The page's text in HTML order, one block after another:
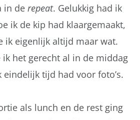
in de repeat. Gelukkig had ik
ik de kip had klaargemaakt,
ik eigenlijk altijd maar wat.
ik het gerecht al in de middag
tijd had voor foto’s.
als lunch en de rest ging